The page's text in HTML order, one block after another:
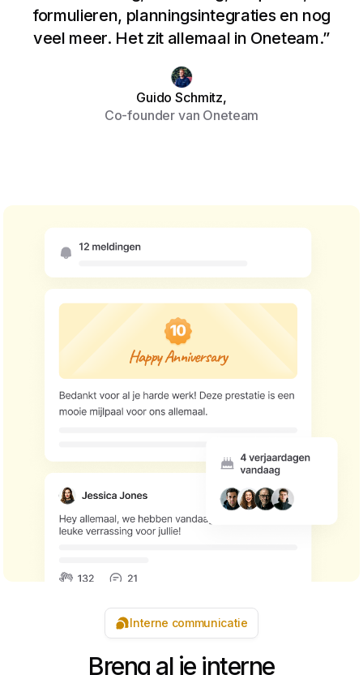
formulieren, planningsintegraties en nog
veel meer. Het zit allemaal in Oneteam.”
Guido Schmitz,
Co-founder van Oneteam
Interne communicatie
Breng al je interne